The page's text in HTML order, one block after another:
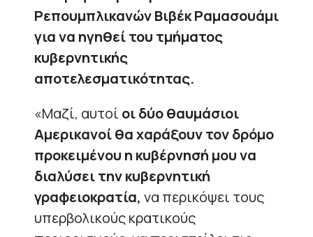
Ρεπουμπλικανών Βιβέκ Ραμασουάμι
για να ηγηθεί του τμήματος
κυβερνητικής
αποτελεσματικότητας.
«Μαζί, αυτοί οι δύο θαυμάσιοι
Αμερικανοί θα χαράξουν τον δρόμο
προκειμένου η κυβέρνησή μου να
διαλύσει την κυβερνητική
γραφειοκρατία, να περικόψει τους
υπερβολικούς κρατικούς